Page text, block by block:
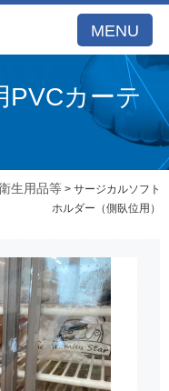
MENU
PVCカーテ
生用品等 > サージカルソフト
ホルダー（側臥位用）